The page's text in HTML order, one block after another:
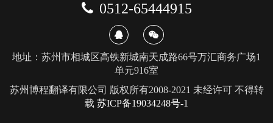
0512-65444915
地址：苏州市相城区高铁新城南天成路66号万汇商务广场1
单元916室
苏州博程翻译有限公司 版权所有2008-2021 未经许可 不得转
载 苏ICP备19034248号-1